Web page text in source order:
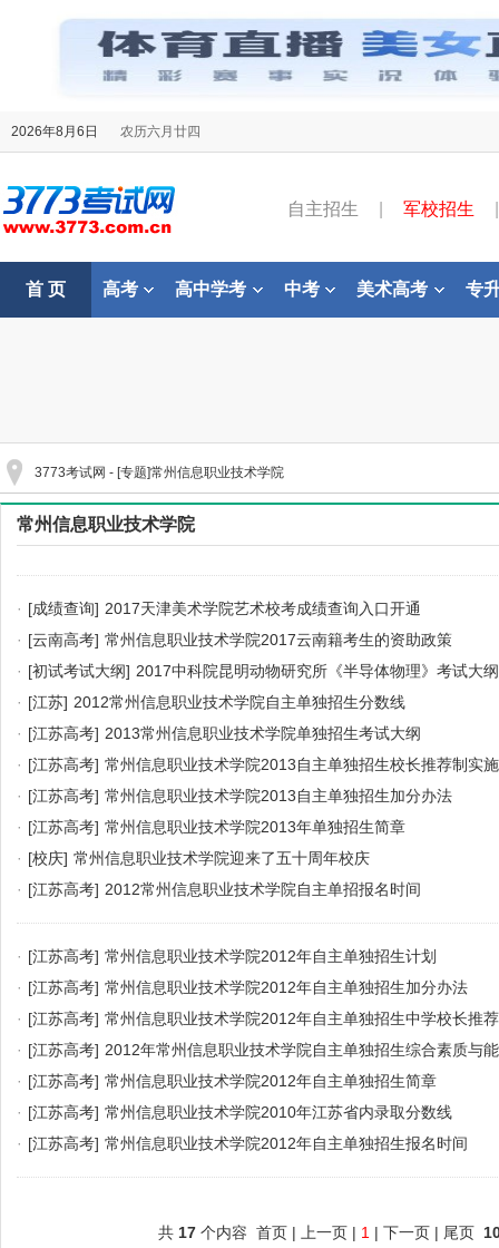
2026年8月6日 农历六月廿四
自主招生 军校招生
首 页 高考 高中学考 中考 美术高考 专
3773考试网 - [专题]常州信息职业技术学院
常州信息职业技术学院
· [成绩查询] 2017天津美术学院艺术校考成绩查询入口开通
· [云南高考] 常州信息职业技术学院2017云南籍考生的资助政策
· [初试考试大纲] 2017中科院昆明动物研究所《半导体物理》考试大纲
· [江苏] 2012常州信息职业技术学院自主单独招生分数线
· [江苏高考] 2013常州信息职业技术学院单独招生考试大纲
· [江苏高考] 常州信息职业技术学院2013自主单独招生校长推荐制实
· [江苏高考] 常州信息职业技术学院2013自主单独招生加分办法
· [江苏高考] 常州信息职业技术学院2013年单独招生简章
· [校庆] 常州信息职业技术学院迎来了五十周年校庆
· [江苏高考] 2012常州信息职业技术学院自主单招报名时间
· [江苏高考] 常州信息职业技术学院2012年自主单独招生计划
· [江苏高考] 常州信息职业技术学院2012年自主单独招生加分办法
· [江苏高考] 常州信息职业技术学院2012年自主单独招生中学校长推
· [江苏高考] 2012年常州信息职业技术学院自主单独招生综合素质与
· [江苏高考] 常州信息职业技术学院2012年自主单独招生简章
· [江苏高考] 常州信息职业技术学院2010年江苏省内录取分数线
· [江苏高考] 常州信息职业技术学院2012年自主单独招生报名时间
共 17 个内容 首页 | 上一页 | 1 | 下一页 | 尾页